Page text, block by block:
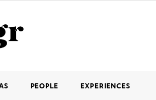
PEOPLE EXPERIENCES